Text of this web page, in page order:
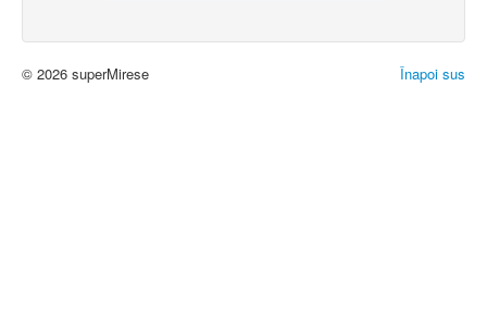
Înapoi sus
© 2026 superMirese